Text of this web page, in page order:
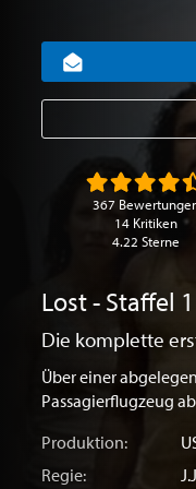
Lost - Staffel 1
Die komplette
Über einer
Passagierflugzeug
Produktion:
Regie:
367
14 Kritiken
4.22 Sterne